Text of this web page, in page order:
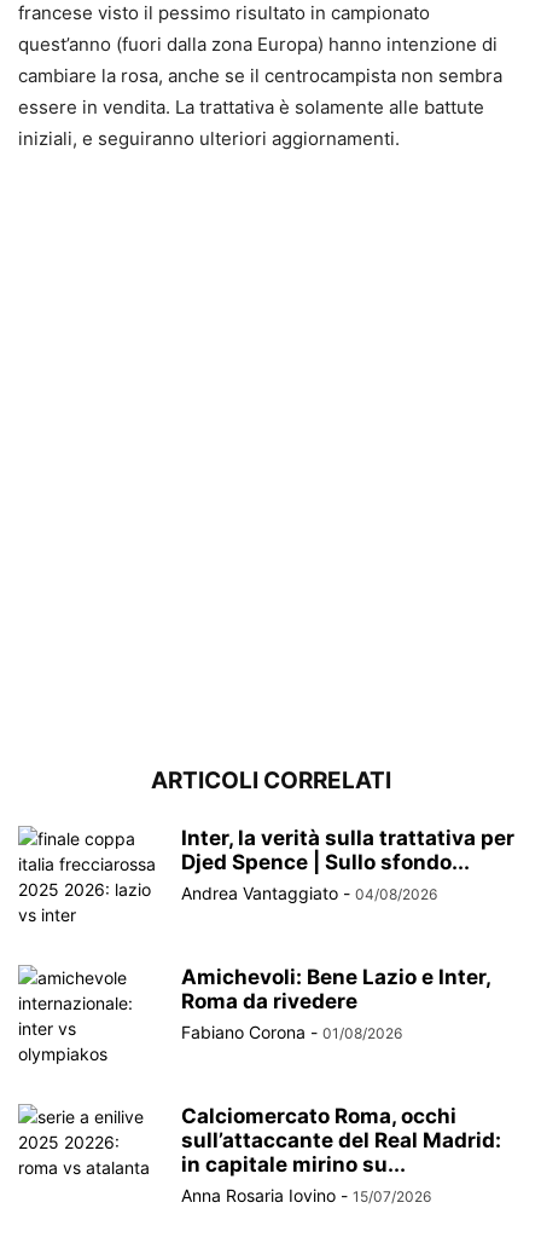
francese visto il pessimo risultato in campionato
quest’anno (fuori dalla zona Europa) hanno intenzione di
cambiare la rosa, anche se il centrocampista non sembra
essere in vendita. La trattativa è solamente alle battute
iniziali, e seguiranno ulteriori aggiornamenti.
ARTICOLI CORRELATI
Inter, la verità sulla trattativa per
Djed Spence | Sullo sfondo...
Andrea Vantaggiato - 04/08/2026
Amichevoli: Bene Lazio e Inter,
Roma da rivedere
Fabiano Corona - 01/08/2026
Calciomercato Roma, occhi
sull’attaccante del Real Madrid:
in capitale mirino su...
Anna Rosaria Iovino - 15/07/2026